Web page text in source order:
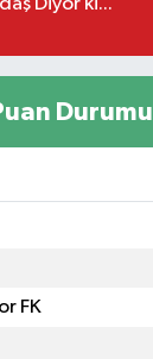
Diyor ki...
Durumu
FK